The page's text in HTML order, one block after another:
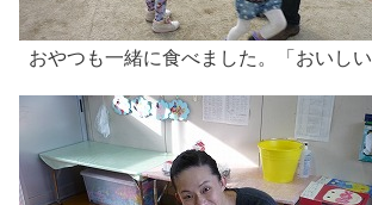
おやつも一緒に食べました。「おいしい